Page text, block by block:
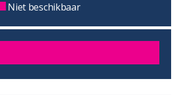
Niet beschikbaar